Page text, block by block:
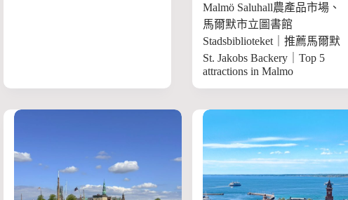
Malmö Saluhall農產品市場、
馬爾默市立圖書館
Stadsbiblioteket｜推薦馬爾默
St. Jakobs Backery｜Top 5
attractions in Malmo